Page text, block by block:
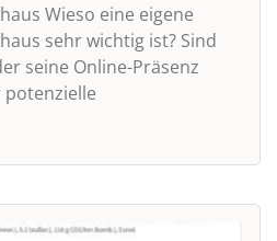
Wieso eine eigene
sehr wichtig ist? Sind
seine Online-Präsenz